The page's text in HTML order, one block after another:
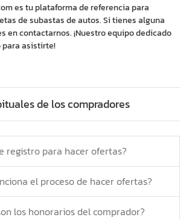
de los compradores
registro para hacer ofertas?
el proceso de hacer ofertas?
los honorarios del comprador?
es tu plataforma de referencia para
de subastas de autos. Si tienes alguna
en contactarnos. ¡Nuestro equipo dedicado
asistirte!